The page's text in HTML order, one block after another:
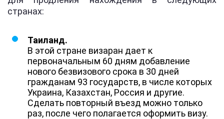
странах:
Таиланд.
В этой стране визаран дает к
первоначальным 60 дням добавление
нового безвизового срока в 30 дней
гражданам 93 государств, в числе которых
Украина, Казахстан, Россия и другие.
Сделать повторный въезд можно только
раз, после чего полагается оформить визу.